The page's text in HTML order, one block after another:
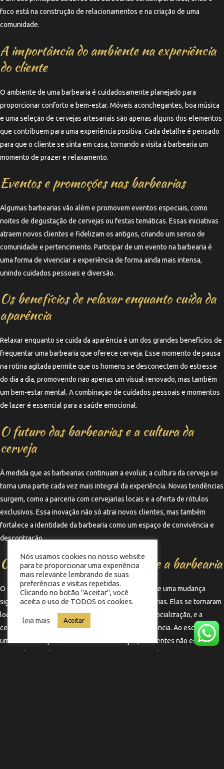
foco está na construção de relacionamentos e na criação de uma
comunidade.
A importância do ambiente na experiência
do cliente
O ambiente de uma barbearia é cuidadosamente planejado para
proporcionar conforto e bem-estar. Móveis aconchegantes, boa música
e uma seleção de cervejas artesanais são apenas alguns dos elementos
que contribuem para uma experiência positiva. Cada detalhe é pensado
para que o cliente se sinta em casa, tornando a visita à barbearia um
momento de prazer e relaxamento.
Eventos e promoções nas barbearias
Algumas barbearias vão além e promovem eventos especiais, como
noites de degustação de cervejas ou festas temáticas. Essas iniciativas
atraem novos clientes e fidelizam os antigos, criando um senso de
comunidade e pertencimento. Participar de um evento na barbearia é
uma forma de vivenciar a experiência de forma ainda mais intensa,
unindo cuidados pessoais e diversão.
Os benefícios de relaxar enquanto cuida da
aparência
Relaxar enquanto se cuida da aparência é um dos grandes benefícios de
frequentar uma barbearia que oferece cerveja. Esse momento de pausa
na rotina agitada permite que os homens se desconectem do estresse
do dia a dia, promovendo não apenas um visual renovado, mas também
um bem-estar mental. A combinação de cuidados pessoais e momentos
de lazer é essencial para a saúde emocional.
O futuro das barbearias e a cultura da
cerveja
À medida que as barbearias continuam a evoluir, a cultura da cerveja se
torna uma parte cada vez mais integral da experiência. Novas tendências
surgem, como a parceria com cervejarias locais e a oferta de rótulos
exclusivos. Essa inovação não só atrai novos clientes, mas também
fortalece a identidade da barbearia como um espaço de convivência e
descontração.
Conclusão: um novo olhar sobre a barbearia
O conceito de que “não é só cortar o cabelo” reflete uma mudança
significativa na forma como percebemos as barbearias. Elas se tornaram
locais onde o cuidado pessoal se encontra com a socialização, e a
cerveja é um elemento que enriquece essa experiência. Ao escolher
uma barbearia que oferece essa combinação, os clientes não estão
Nós usamos cookies no nosso website
para te proporcionar uma experiência
mais relevante lembrando de suas
preferências e visitas repetidas.
Clicando no botão "Aceitar", você
aceita o uso de TODOS os cookies.
leia mais Aceitar